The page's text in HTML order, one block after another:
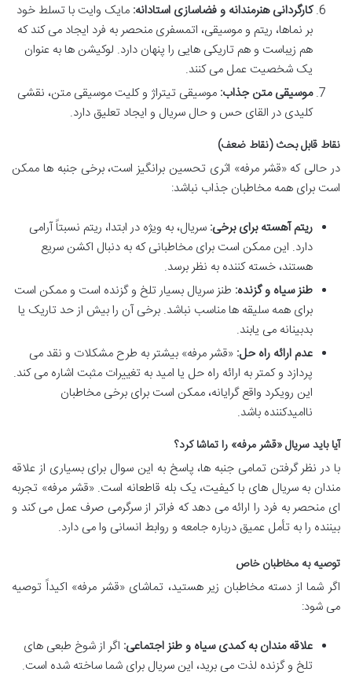
کارگردانی هنرمندانه و فضاسازی استادانه: مایک وایت با تسلط خود
بر نماها، ریتم و موسیقی، اتمسفری منحصر به فرد ایجاد می کند که
هم زیباست و هم تاریکی هایی را پنهان دارد. لوکیشن ها به عنوان
یک شخصیت عمل می کنند.
موسیقی متن جذاب: موسیقی تیتراژ و کلیت موسیقی متن، نقشی
کلیدی در القای حس و حال سریال و ایجاد تعلیق دارد.
نقاط قابل بحث (نقاط ضعف)
در حالی که «قشر مرفه» اثری تحسین برانگیز است، برخی جنبه ها ممکن
است برای همه مخاطبان جذاب نباشد:
ریتم آهسته برای برخی: سریال، به ویژه در ابتدا، ریتم نسبتاً آرامی
دارد. این ممکن است برای مخاطبانی که به دنبال اکشن سریع
هستند، خسته کننده به نظر برسد.
طنز سیاه و گزنده: طنز سریال بسیار تلخ و گزنده است و ممکن است
برای همه سلیقه ها مناسب نباشد. برخی آن را بیش از حد تاریک یا
بدبینانه می یابند.
عدم ارائه راه حل: «قشر مرفه» بیشتر به طرح مشکلات و نقد می
پردازد و کمتر به ارائه راه حل یا امید به تغییرات مثبت اشاره می کند.
این رویکرد واقع گرایانه، ممکن است برای برخی مخاطبان
ناامیدکننده باشد.
آیا باید سریال «قشر مرفه» را تماشا کرد؟
با در نظر گرفتن تمامی جنبه ها، پاسخ به این سوال برای بسیاری از علاقه
مندان به سریال های با کیفیت، یک بله قاطعانه است. «قشر مرفه» تجربه
ای منحصر به فرد را ارائه می دهد که فراتر از سرگرمی صرف عمل می کند و
بیننده را به تأمل عمیق درباره جامعه و روابط انسانی وا می دارد.
توصیه به مخاطبان خاص
اگر شما از دسته مخاطبان زیر هستید، تماشای «قشر مرفه» اکیداً توصیه
می شود:
علاقه مندان به کمدی سیاه و طنز اجتماعی: اگر از شوخ طبعی های
تلخ و گزنده لذت می برید، این سریال برای شما ساخته شده است.